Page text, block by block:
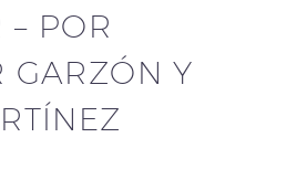
– POR
GARZÓN Y